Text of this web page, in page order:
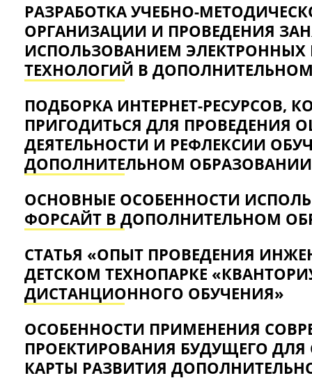
РАЗРАБОТКА УЧЕБНО-
ОРГАНИЗАЦИИ И ПРОВЕДЕНИЯ
ИСПОЛЬЗОВАНИЕМ
ТЕХНОЛОГИЙ В
ПОДБОРКА ИНТЕРНЕТ-РЕСУРСОВ,
ПРИГОДИТЬСЯ ДЛЯ ПРОВЕДЕНИЯ
ДЕЯТЕЛЬНОСТИ И РЕФЛЕКСИИ
ДОПОЛНИТЕЛЬНОМ ОБРАЗОВАНИИ
ОСНОВНЫЕ ОСОБЕННОСТИ
ФОРСАЙТ В ДОПОЛНИТЕЛЬНОМ
СТАТЬЯ «ОПЫТ ПРОВЕДЕНИЯ
ДЕТСКОМ ТЕХНОПАРКЕ
ДИСТАНЦИОННОГО ОБУЧЕНИЯ»
ОСОБЕННОСТИ ПРИМЕНЕНИЯ
ПРОЕКТИРОВАНИЯ БУДУЩЕГО
КАРТЫ РАЗВИТИЯ